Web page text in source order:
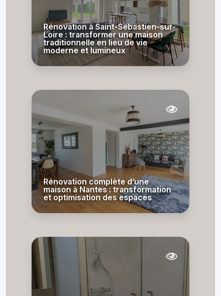
Rénovation à Saint-Sébastien-sur-
Loire : transformer une maison
traditionnelle en lieu de vie
moderne et lumineux
Rénovation complète d’une
maison à Nantes : transformation
et optimisation des espaces